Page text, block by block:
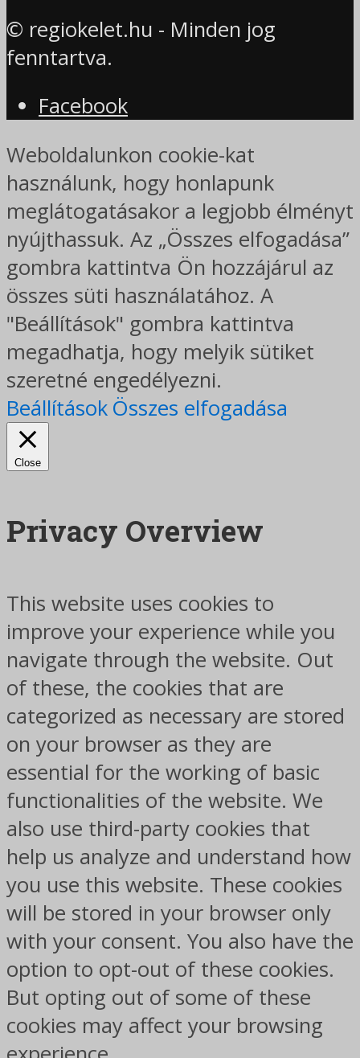
© regiokelet.hu - Minden jog
fenntartva.
Facebook
Weboldalunkon cookie-kat
használunk, hogy honlapunk
meglátogatásakor a legjobb élményt
nyújthassuk. Az „Összes elfogadása”
gombra kattintva Ön hozzájárul az
összes süti használatához. A
"Beállítások" gombra kattintva
megadhatja, hogy melyik sütiket
szeretné engedélyezni.
Beállítások Összes elfogadása
Close
Privacy Overview
This website uses cookies to
improve your experience while you
navigate through the website. Out
of these, the cookies that are
categorized as necessary are stored
on your browser as they are
essential for the working of basic
functionalities of the website. We
also use third-party cookies that
help us analyze and understand how
you use this website. These cookies
will be stored in your browser only
with your consent. You also have the
option to opt-out of these cookies.
But opting out of some of these
cookies may affect your browsing